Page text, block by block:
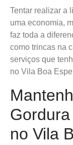
Tentar realizar a
uma economia,
faz toda a
como trincas na
serviços que
no Vila Boa
no Vila